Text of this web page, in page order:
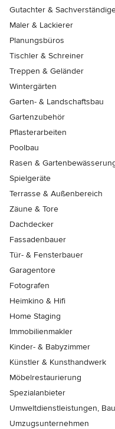
Gutachter &
Maler & Lackierer
Planungsbüros
Tischler & Schreiner
Treppen & Geländer
Wintergärten
Garten- & Landschaftsbau
Gartenzubehör
Pflasterarbeiten
Poolbau
Rasen &
Spielgeräte
Terrasse & Außenbereich
Zäune & Tore
Dachdecker
Fassadenbauer
Tür- & Fensterbauer
Garagentore
Fotografen
Heimkino & Hifi
Home Staging
Immobilienmakler
Kinder- & Babyzimmer
Künstler & Kunsthandwerk
Möbelrestaurierung
Spezialanbieter
Umweltdienstleistungen,
Umzugsunternehmen